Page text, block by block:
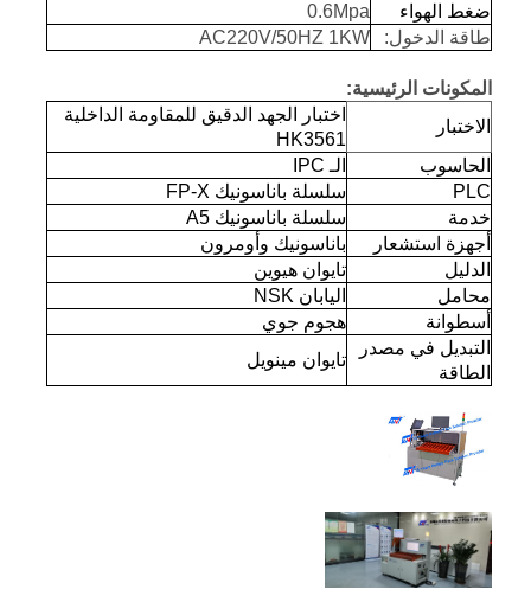
ضغط الهواء
0.6Mpa
طاقة الدخول:
AC220V/50HZ 1KW
المكونات الرئيسية:
الاختبار
اختبار الجهد الدقيق للمقاومة الداخلية
HK3561
الحاسوب
الـ IPC
PLC
سلسلة باناسونيك FP-X
خدمة
سلسلة باناسونيك A5
أجهزة استشعار
باناسونيك وأومرون
الدليل
تايوان هيوين
محامل
اليابان NSK
أسطوانة
هجوم جوي
التبديل في مصدر
الطاقة
تايوان مينويل